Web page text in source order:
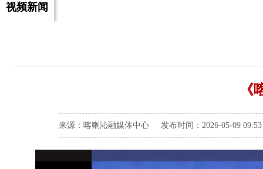
视频新闻
来源：喀喇沁融媒体中心 发布时间：2026-05-09